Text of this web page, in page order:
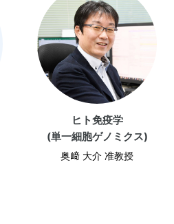
ヒト免疫学
(単一細胞ゲノミクス)
奥﨑 大介 准教授